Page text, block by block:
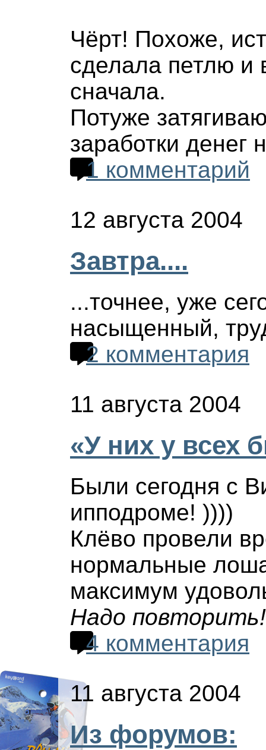
Чёрт! Похоже,
сделала петлю и
сначала.
Потуже
заработки денег
1 комментарий
12 августа 2004
Завтра....
...точнее, уже
насыщенный,
2 комментария
11 августа 2004
«У них у всех
Были сегодня с
ипподроме! ))))
Клёво провели
нормальные
максимум
Надо
4 комментария
11 августа 2004
Из форумов: